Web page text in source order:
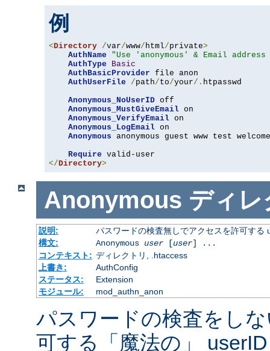
例
<Directory /var/www/ html/private>
AuthName
"Use 'anonymous' & Email
AuthType
Basic
AuthBasicProvider file anon
AuthUserFile
/path/to/your/. htpasswd
Anonymous_NoUserID off
Anonymous_MustGiveEmail on
Anonymous_VerifyEmail on
Anonymous_LogEmail on
Anonymous anonymous guest www test welcome
Require
</Directory>
Anonymous ディレ
説明:
パスワードの検査無しでアクセスを許可する
構文:
Anonymous user[user] ...
コンテキスト: ディレクトリ, .htaccess
上書き:
AuthConfig
ステータス:
Extension
モジュール:
mod_authn_anon
パスワードの検査をし
可する「魔法の」